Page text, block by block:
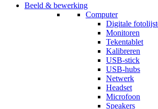
Beeld & bewerking
Computer
Digitale
Monitoren
Tekentablet
Kalibreren
USB-stick
USB-hubs
Netwerk
Headset
Microfoon
Speakers